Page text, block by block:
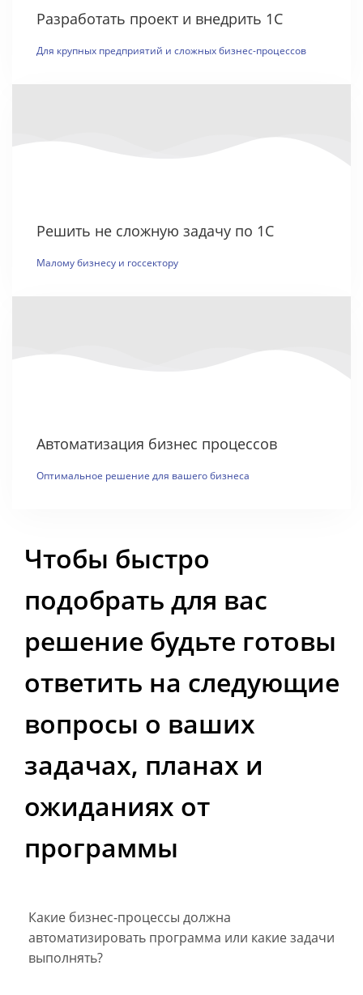
Разработать проект и внедрить 1С
Для крупных предприятий и сложных бизнес-процессов
Решить не сложную задачу по 1С
Малому бизнесу и госсектору
Автоматизация бизнес процессов
Оптимальное решение для вашего бизнеса
Чтобы быстро
подобрать для вас
решение будьте готовы
ответить на следующие
вопросы о ваших
задачах, планах и
ожиданиях от
программы
Какие бизнес-процессы должна
автоматизировать программа или какие задачи
выполнять?